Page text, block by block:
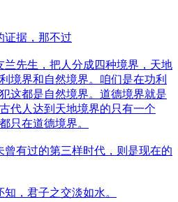
证据，那不过
兰先生，把人分成四种境界，天地
境界和自然境界。咱们是在功利
这都是自然境界。道德境界就是
代人达到天地境界的只有一个
只在道德境界。
曾有过的第三样时代，则是现在的
，君子之交淡如水。